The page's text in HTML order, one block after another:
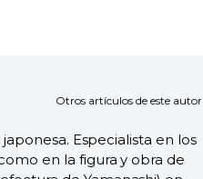
Otros artículos de este autor
Especialista en los
en la figura y obra de